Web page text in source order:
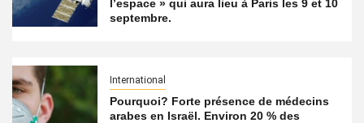
l’espace » qui aura lieu à Paris les 9 et 10
septembre.
International
Pourquoi? Forte présence de médecins
arabes en Israël. Environ 20 % des